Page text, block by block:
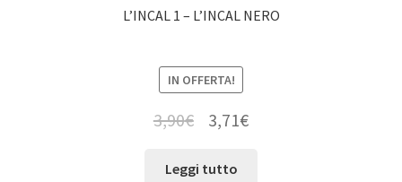
L’INCAL 1 – L’INCAL NERO
IN OFFERTA!
3,90€ 3,71€
Leggi tutto